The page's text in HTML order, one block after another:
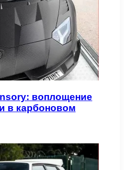
воплощение
в карбоновом